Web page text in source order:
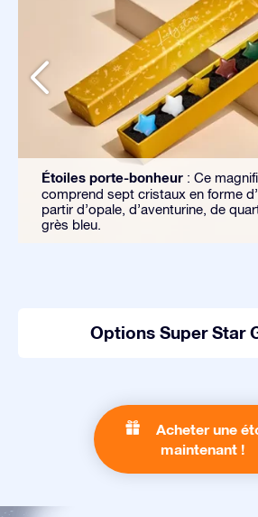
Étoiles porte-bonheur : Ce
comprend sept cristaux en forme
partir d’opale, d’aventurine, de
grès bleu.
Options Super Star
Acheter une
maintenant !